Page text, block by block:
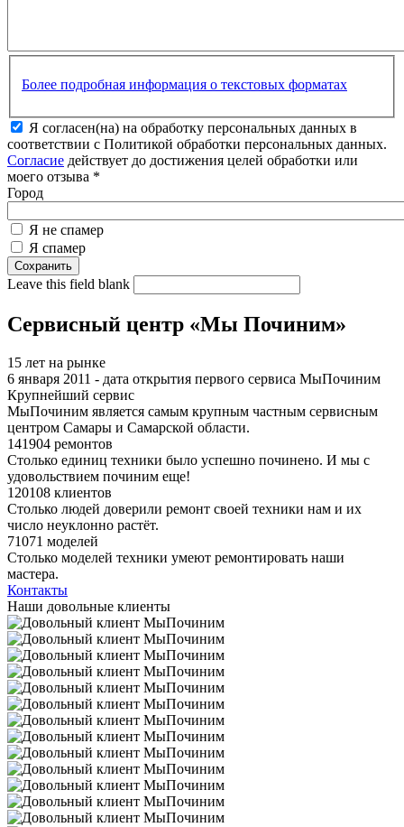
Более подробная информация о текстовых форматах
Я согласен(на) на обработку персональных данных в
соответствии с Политикой обработки персональных данных.
Согласие действует до достижения целей обработки или
моего отзыва *
Город
Я не спамер
Я спамер
Leave this field blank
Сервисный центр «Мы Починим»
15 лет на рынке
6 января 2011 - дата открытия первого сервиса МыПочиним
Крупнейший сервис
МыПочиним является самым крупным частным сервисным
центром Самары и Самарской области.
141904 ремонтов
Столько единиц техники было успешно починено. И мы с
удовольствием починим еще!
120108 клиентов
Столько людей доверили ремонт своей техники нам и их
число неуклонно растёт.
71071 моделей
Столько моделей техники умеют ремонтировать наши
мастера.
Контакты
Наши довольные клиенты